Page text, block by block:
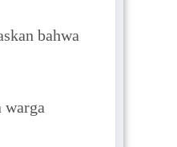
bahwa
warga